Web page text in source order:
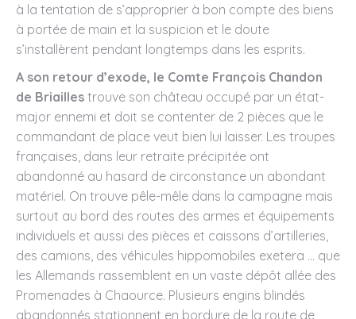
à la tentation de s’approprier à bon compte des biens
à portée de main et la suspicion et le doute
s’installèrent pendant longtemps dans les esprits.
A son retour d’exode, le Comte François Chandon
de Briailles trouve son château occupé par un état-
major ennemi et doit se contenter de 2 pièces que le
commandant de place veut bien lui laisser. Les troupes
françaises, dans leur retraite précipitée ont
abandonné au hasard de circonstance un abondant
matériel. On trouve pêle-mêle dans la campagne mais
surtout au bord des routes des armes et équipements
individuels et aussi des pièces et caissons d’artilleries,
des camions, des véhicules hippomobiles exetera … que
les Allemands rassemblent en un vaste dépôt allée des
Promenades à Chaource. Plusieurs engins blindés
abandonnés stationnent en bordure de la route de